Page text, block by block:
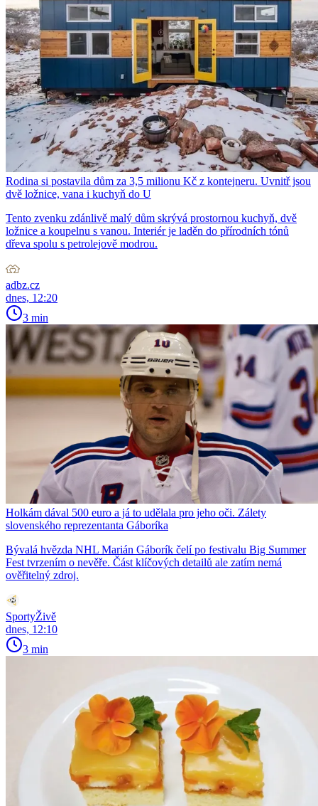
Rodina si postavila dům za 3,5 milionu Kč z kontejneru. Uvnitř jsou
dvě ložnice, vana i kuchyň do U
Tento zvenku zdánlivě malý dům skrývá prostornou kuchyň, dvě
ložnice a koupelnu s vanou. Interiér je laděn do přírodních tónů
dřeva spolu s petrolejově modrou.
adbz.cz
dnes, 12:20
3 min
Holkám dával 500 euro a já to udělala pro jeho oči. Zálety
slovenského reprezentanta Gáboríka
Bývalá hvězda NHL Marián Gáborík čelí po festivalu Big Summer
Fest tvrzením o nevěře. Část klíčových detailů ale zatím nemá
ověřitelný zdroj.
SportyŽivě
dnes, 12:10
3 min